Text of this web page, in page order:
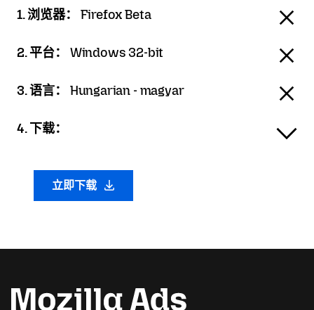
1. 浏览器： Firefox Beta
2. 平台： Windows 32-bit
3. 语言： Hungarian - magyar
4. 下载：
立即下载